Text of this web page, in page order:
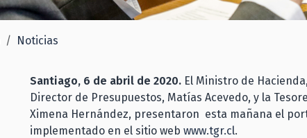
Noticias
Santiago, 6 de abril de 2020. El Ministro de
Director de Presupuestos, Matías Acevedo, y la
Ximena Hernández, presentaron esta mañana el
implementado en el sitio web www.tgr.cl.